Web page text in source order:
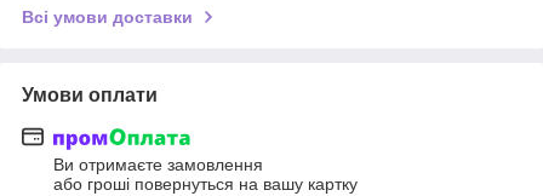
Всі умови доставки
Умови оплати
Ви отримаєте замовлення
або гроші повернуться на вашу картку